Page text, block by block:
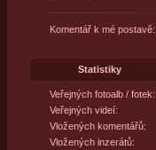
Komentář k mé postavě:
Statistiky
Veřejných fotoalb / fotek:
Veřejných videí:
Vložených komentářů:
Vložených inzerátů: